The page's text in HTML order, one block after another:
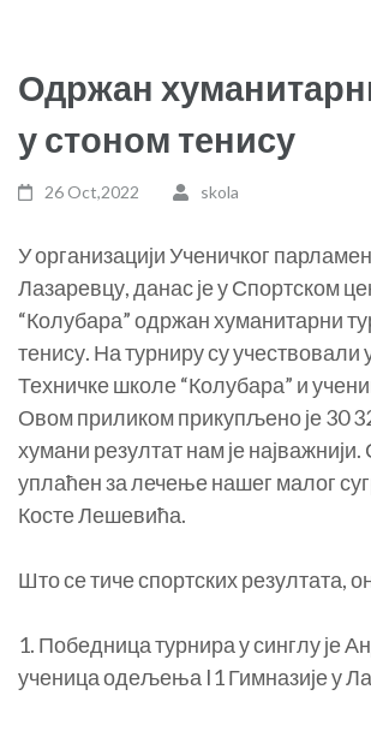
Одржан
у стоном тенису
26 Oct,2022 skola
У организацији Ученичког
Лазаревцу, данас је у Спортском
“Колубара” одржан хуманитарни
тенису. На турниру су учествовали
Техничке школе “Колубара” и
Овом приликом прикупљено је 30
хумани резултат нам је
уплаћен за лечење нашег малог
Косте Лешевића.
Што се тиче спортских резултата,
1. Победница турнира у синглу је
ученица одељења I1 Гимназије у